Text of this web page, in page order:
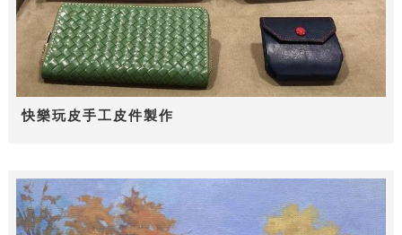
快樂玩皮手工皮件製作